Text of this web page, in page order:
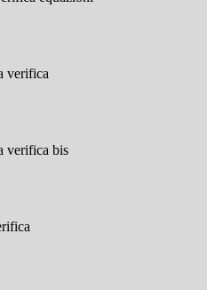
verifica
verifica bis